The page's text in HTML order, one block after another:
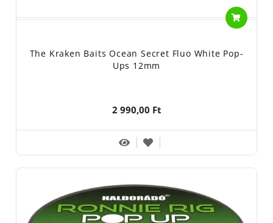
The Kraken Baits Ocean Secret Fluo White Pop-
Ups 12mm
2 990,00 Ft